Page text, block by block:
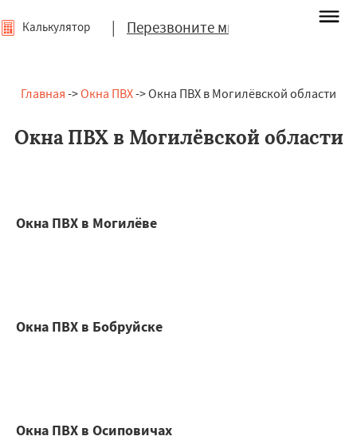
| Перезвоните мне
Калькулятор
Главная ->Окна ПВХ-> Окна ПВХ в Могилёвской области
Окна ПВХ в Могилёвской области
Окна ПВХ в Могилёве
Окна ПВХ в Бобруйске
Окна ПВХ в Осиповичах